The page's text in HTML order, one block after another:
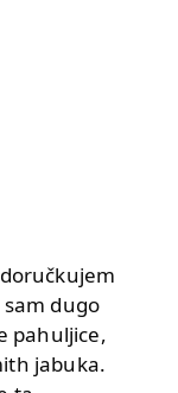
dugo
pahuljice,
jabuka.